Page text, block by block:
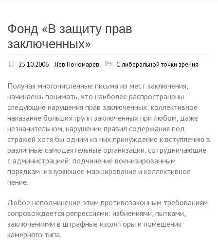
Фонд «В защиту прав
заключенных»
25.10.2006 Лев Пономарёв С либеральной точки зрения
Получая многочисленные письма из мест заключения,
начинаешь понимать, что наиболее распространены
следующие нарушения прав заключенных: коллективное
наказание больших групп заключенных при любом, даже
незначительном, нарушении правил содержания под
стражей хотя бы одним из них;принуждение к вступлению в
различные самодеятельные организации, сотрудничающие
с администрацией; подчинение военизированным
порядкам: изнуряющее марширование и коллективное
пение.
Любое неподчинение этим противозаконным требованиям
сопровождается репрессиями: избиениями, пытками,
заключениями в штрафные изоляторы и помещения
камерного типа.